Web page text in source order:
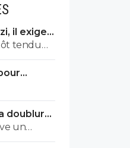
il exige
tendu
doublure
un
qu'il